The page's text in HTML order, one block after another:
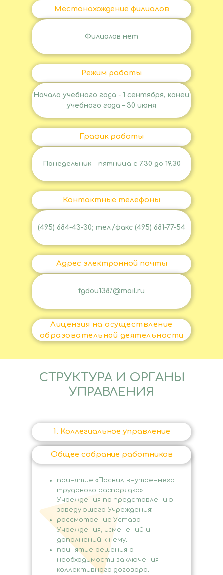
Режим работы
Начало учебного года - 1 сентября, конец
учебного года – 30 июня
Местонахождение филиалов
Филиалов нет
График работы
Понедельник - пятница с 7.30 до 19.30
Контактные телефоны
(495) 684-43-30; тел./факс (495) 681-77-54
Адрес электронной почты
fgdou1387@mail.ru
Лицензия на осуществление
образовательной деятельности
СТРУКТУРА И ОРГАНЫ
УПРАВЛЕНИЯ
1. Коллегиальное управление
Общее собрание работников
принятие «Правил внутреннего
трудового распорядка»
Учреждения по представлению
заведующего Учреждения;
рассмотрение Устава
Учреждения, изменений и
дополнений к нему;
принятие решения о
необходимости заключения
коллективного договора;